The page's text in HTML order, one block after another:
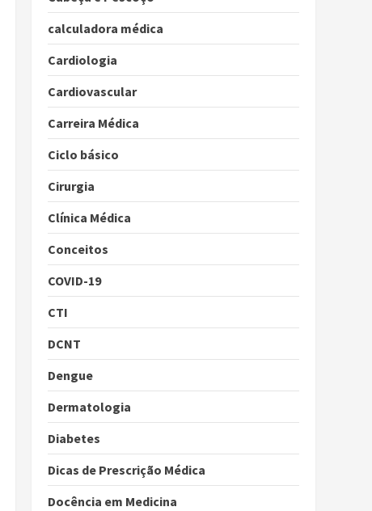
calculadora médica
Cardiologia
Cardiovascular
Carreira Médica
Ciclo básico
Cirurgia
Clínica Médica
Conceitos
COVID-19
CTI
DCNT
Dengue
Dermatologia
Diabetes
Dicas de Prescrição Médica
Docência em Medicina